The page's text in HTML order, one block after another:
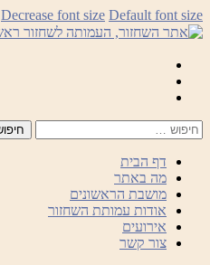
לדלג
לתוכן
Decrease font size Default font size
דף הבית
מה באתר
מושבת הראשונים
אודות עמותת השחזור
אירועים
צור קשר